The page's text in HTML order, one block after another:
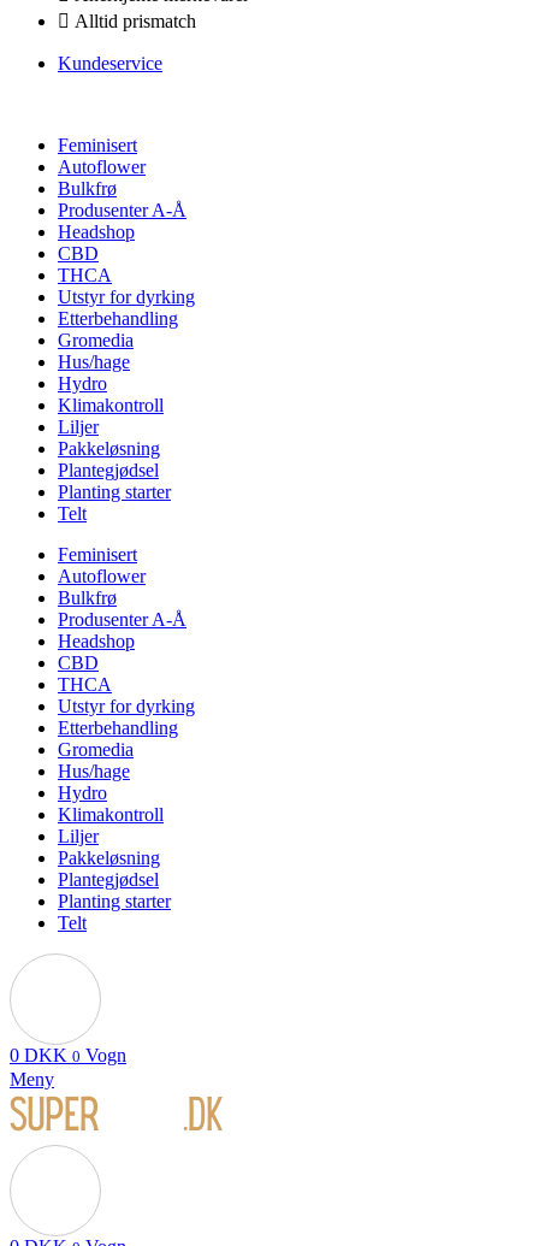
Alltid prismatch
Kundeservice
Feminisert
Autoflower
Bulkfrø
Produsenter A-Å
Headshop
CBD
THCA
Utstyr for dyrking
Etterbehandling
Gromedia
Hus/hage
Hydro
Klimakontroll
Liljer
Pakkeløsning
Plantegjødsel
Planting starter
Telt
Feminisert
Autoflower
Bulkfrø
Produsenter A-Å
Headshop
CBD
THCA
Utstyr for dyrking
Etterbehandling
Gromedia
Hus/hage
Hydro
Klimakontroll
Liljer
Pakkeløsning
Plantegjødsel
Planting starter
Telt
0 DKK 0 Vogn
Meny